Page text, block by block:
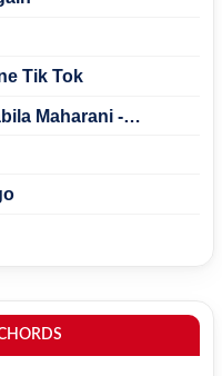
Tik Tok
Maharani -